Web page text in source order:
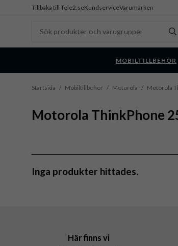
Tillbaka till Tele2.seKundserviceVarumärken
MOBILTILLBEHÖR
Startsida / Mobiltillbehör / Motorola / Motorola
Motorola ThinkPhone
Inga produkter hittades.
Här finns vi